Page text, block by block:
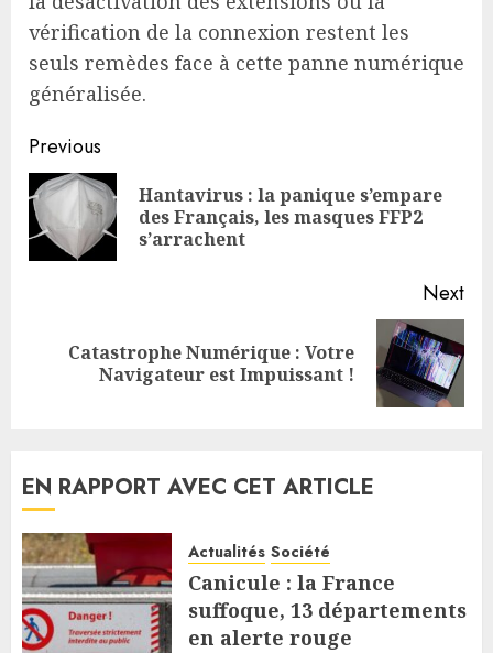
vérification de la connexion restent les
seuls remèdes face à cette panne numérique
généralisée.
Continue
Reading
Previous
Hantavirus : la panique s’empare
des Français, les masques FFP2
s’arrachent
Next
NextCatastrophe Numérique : Votre
Navigateur est Impuissant !
EN RAPPORT AVEC CET ARTICLE
Actualités Société
Canicule : la France
suffoque, 13 départements
en alerte rouge